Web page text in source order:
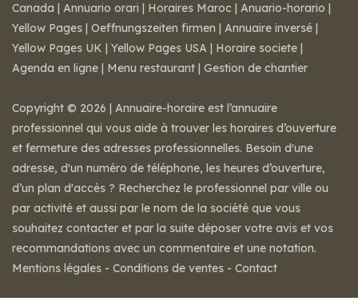
Canada | Annuario orari | Horaires Maroc | Anuario-horario |
Yellow Pages | Oeffnungszeiten firmen | Annuaire inversé |
Yellow Pages UK | Yellow Pages USA | Horaire societe |
Agenda en ligne | Menu restaurant | Gestion de chantier
Copyright © 2026 | Annuaire-horaire est l’annuaire
professionnel qui vous aide à trouver les horaires d’ouverture
et fermeture des adresses professionnelles. Besoin d'une
adresse, d'un numéro de téléphone, les heures d’ouverture,
d’un plan d'accès ? Recherchez le professionnel par ville ou
par activité et aussi par le nom de la société que vous
souhaitez contacter et par la suite déposer votre avis et vos
recommandations avec un commentaire et une notation.
Mentions légales - Conditions de ventes - Contact